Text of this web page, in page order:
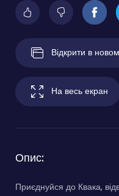
Відкрити в
На весь екран
Опис:
Приєднуйся до Квака,